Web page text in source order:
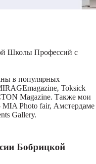
Школы Профессий с
в популярных
Toksick
Magazine. Также мои
Photo fair, Амстердаме
Gallery.
Бобрицкой